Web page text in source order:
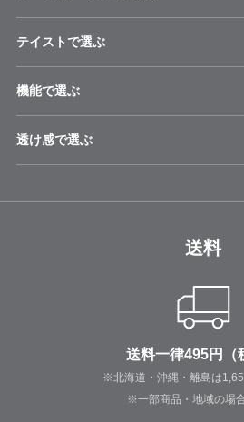
テイストで選ぶ
機能で選ぶ
透け感で選ぶ
送料
送料一律495円（
※北海道・沖縄・離島は
※一部商品・地域の場